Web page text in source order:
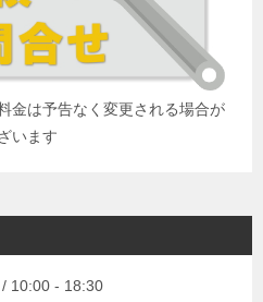
金は予告なく変更される場合が
います
10:00 - 18:30